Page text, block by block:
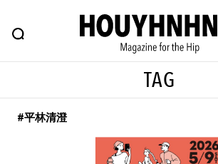
FEATURE BLOG SNAP
ヒップなファッション、カルチャー、ライフスタイ
#SHOPPING ADDICT #憧れの逸品
TAG
#平林清澄